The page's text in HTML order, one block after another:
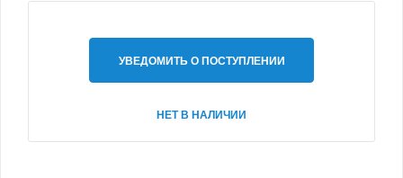
УВЕДОМИТЬ О ПОСТУПЛЕНИИ
НЕТ В НАЛИЧИИ